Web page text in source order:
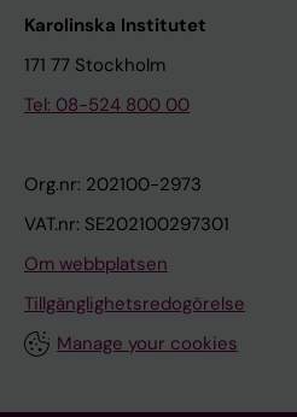
Karolinska Institutet
171 77 Stockholm
Tel: 08-524 800 00
Org.nr: 202100-2973
VAT.nr: SE202100297301
Om webbplatsen
Tillgänglighetsredogörelse
Manage your cookies